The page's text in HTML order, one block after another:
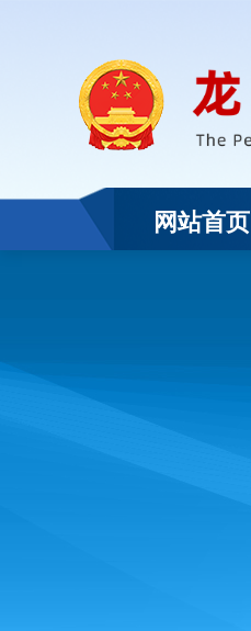
网站首页